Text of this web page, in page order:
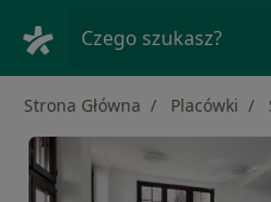
Czego szukasz?
Strona Główna Placówki